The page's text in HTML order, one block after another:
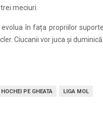
meciuri.
în fața propriilor
Ciucanii vor juca și
HOCHEI PE GHEATA LIGA MOL